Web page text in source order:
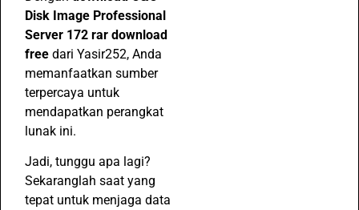
Disk Image Professional
Server 172 rar download
free dari Yasir252, Anda
memanfaatkan sumber
terpercaya untuk
mendapatkan perangkat
lunak ini.
Jadi, tunggu apa lagi?
Sekaranglah saat yang
tepat untuk menjaga data